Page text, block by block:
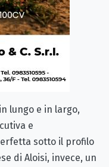
lungo e in largo,
e
sotto il profilo
di Aloisi, invece, un